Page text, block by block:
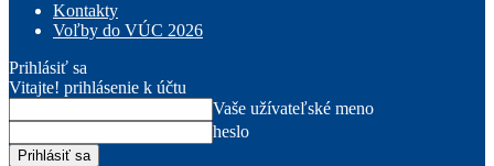
Kontakty
Voľby do VÚC 2026
Prihlásiť sa
Vitajte! prihlásenie k účtu
Vaše užívateľské meno
heslo